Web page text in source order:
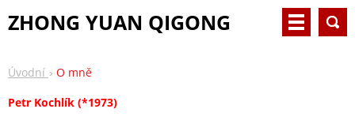
ZHONG YUAN QIGONG
Úvodní
O mně
Petr Kochlík (*1973)